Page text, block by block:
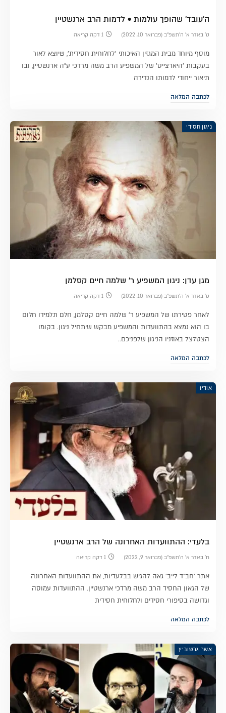
ה'עובד' שהופך עולמות • לדמות הרב ארנשטיין
ט׳ באדר א׳ ה׳תשפ״ב (פברואר 10, 2022) 1 דקה קריאה
מוסף מיוחד מבית המגזין האיכותי 'לחלוחית חסידית', שיוצא לאור
בעקבות 'היארצייט' של המשפיע הרב משה מרדכי ע"ה ארנשטיין, ובו
תיאור ייחודי לדמותו הנדירה
לכתבה המלאה
ניגון חסידי
מגן עדן: ניגון המשפיע ר' שלמה חיים קסלמן
ט׳ באדר א׳ ה׳תשפ״ב (פברואר 10, 2022) 1 דקה קריאה
לאחר פטירתו של המשפיע ר' שלמה חיים קסלמן, חלם תלמידו חלום
בו הוא נמצא בהתוועדות והמשפיע מבקש שיתחיל ניגון. בקומו
הצטלצל באוזניו הניגון שלפניכם..
לכתבה המלאה
אודיו
בלעדי: ההתוועדות האחרונה של הרב ארנשטיין
ח׳ באדר א׳ ה׳תשפ״ב (פברואר 9, 2022) 1 דקה קריאה
אתר 'חב"ד לייב' גאה להגיש בבלעדיות, את ההתוועדות האחרונה
של הגאון החסיד הרב משה מרדכי ארנשטיין. ההתוועדות עמוסה
וגדושה בסיפורי חסידים ולחלוחית חסידית
לכתבה המלאה
אשר גרשוביץ